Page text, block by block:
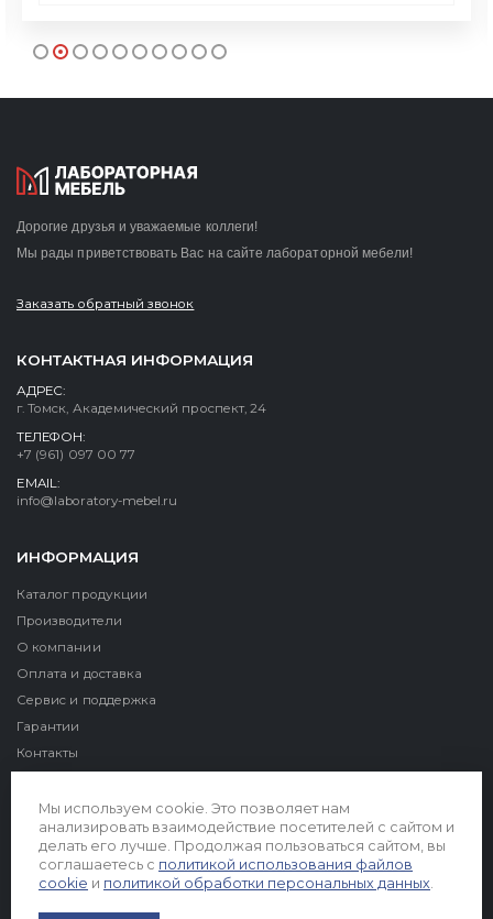
Дорогие друзья и уважаемые коллеги!
Мы рады приветствовать Вас на сайте лабораторной мебели!
Заказать обратный звонок
КОНТАКТНАЯ ИНФОРМАЦИЯ
АДРЕС:
г. Томск, Академический проспект, 24
ТЕЛЕФОН:
+7 (961) 097 00 77
EMAIL:
info@laboratory-mebel.ru
ИНФОРМАЦИЯ
Каталог продукции
Производители
О компании
Оплата и доставка
Сервис и поддержка
Гарантии
Контакты
© 2026. Все права защищены
Мы используем cookie. Это позволяет нам
анализировать взаимодействие посетителей с сайтом и
делать его лучше. Продолжая пользоваться сайтом, вы
соглашаетесь с политикой использования файлов
cookie и политикой обработки персональных данных